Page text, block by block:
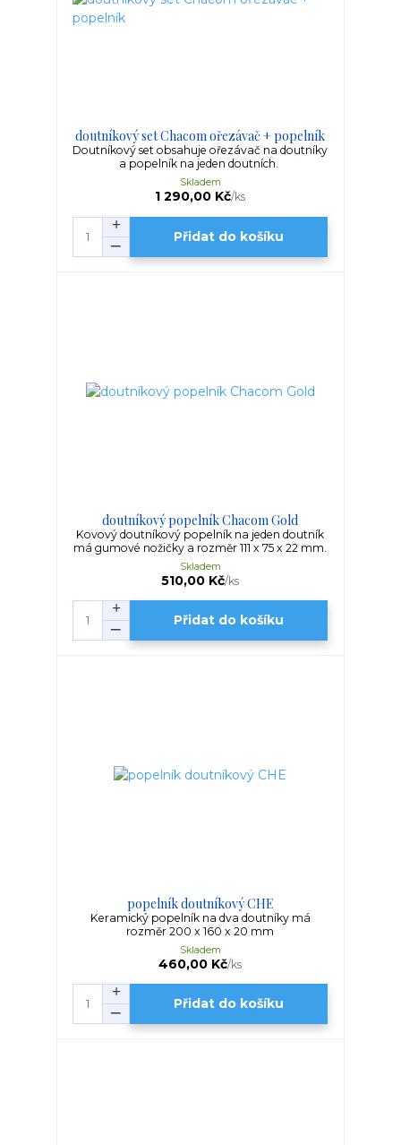
doutníkový set Chacom ořezávač + popelník
Doutníkový set obsahuje ořezávač na doutníky
a popelník na jeden doutních.
1 290,00 Kč/ks
Skladem
Přidat do košíku
doutníkový popelník Chacom Gold
Kovový doutníkový popelník na jeden doutník
má gumové nožičky a rozměr 111 x 75 x 22 mm.
510,00 Kč/ks
Skladem
Přidat do košíku
popelník doutníkový CHE
Keramický popelník na dva doutníky má
rozměr 200 x 160 x 20 mm
460,00 Kč/ks
Skladem
Přidat do košíku